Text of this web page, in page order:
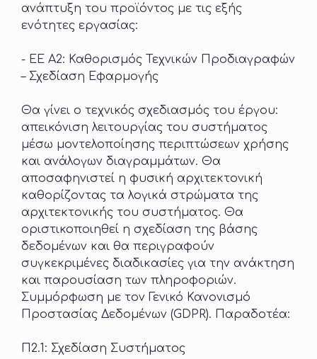
ανάπτυξη του προϊόντος με τις εξής
ενότητες εργασίας:
- ΕΕ Α2: Καθορισμός Τεχνικών Προδιαγραφών
– Σχεδίαση Εφαρμογής
Θα γίνει ο τεχνικός σχεδιασμός του έργου:
απεικόνιση λειτουργίας του συστήματος
μέσω μοντελοποίησης περιπτώσεων χρήσης
και ανάλογων διαγραμμάτων. Θα
αποσαφηνιστεί η φυσική αρχιτεκτονική
καθορίζοντας τα λογικά στρώματα της
αρχιτεκτονικής του συστήματος. Θα
οριστικοποιηθεί η σχεδίαση της βάσης
δεδομένων και θα περιγραφούν
συγκεκριμένες διαδικασίες για την ανάκτηση
και παρουσίαση των πληροφοριών.
Συμμόρφωση με τον Γενικό Κανονισμό
Προστασίας Δεδομένων (GDPR). Παραδοτέα:
Π2.1: Σχεδίαση Συστήματος